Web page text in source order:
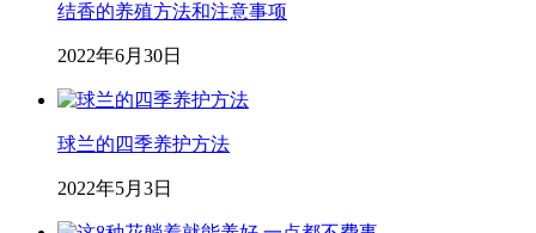
结香的养殖方法和注意事项
2022年6月30日
球兰的四季养护方法
2022年5月3日